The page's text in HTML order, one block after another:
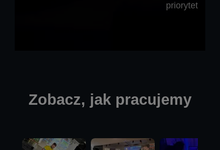
priorytet
Zobacz, jak pracujemy